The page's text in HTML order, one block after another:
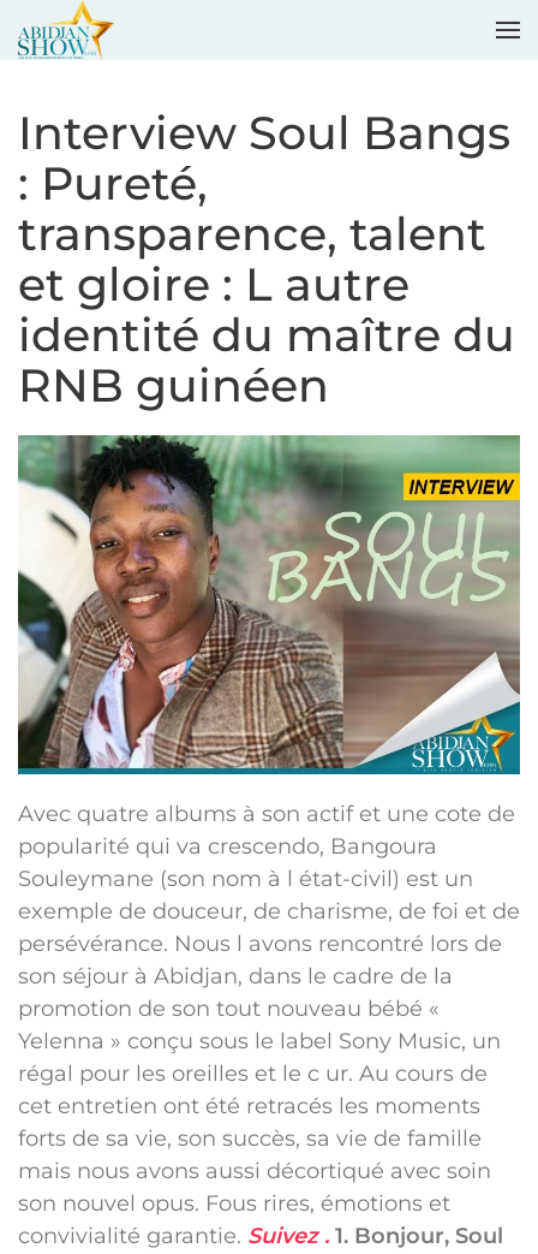
Interview Soul Bangs
: Pureté,
transparence, talent
et gloire : L autre
identité du maître du
RNB guinéen
Avec quatre albums à son actif et une cote de
popularité qui va crescendo, Bangoura
Souleymane (son nom à l état-civil) est un
exemple de douceur, de charisme, de foi et de
persévérance. Nous l avons rencontré lors de
son séjour à Abidjan, dans le cadre de la
promotion de son tout nouveau bébé «
Yelenna » conçu sous le label Sony Music, un
régal pour les oreilles et le c ur. Au cours de
cet entretien ont été retracés les moments
forts de sa vie, son succès, sa vie de famille
mais nous avons aussi décortiqué avec soin
son nouvel opus. Fous rires, émotions et
convivialité garantie. Suivez . 1. Bonjour, Soul